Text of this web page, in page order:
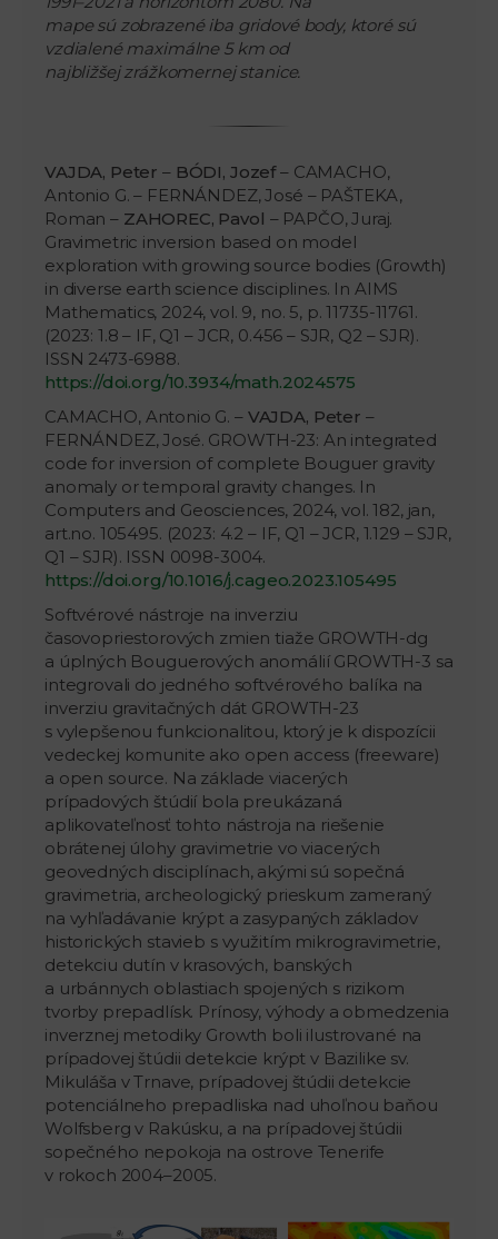
mape sú zobrazené iba gridové body, ktoré sú
vzdialené maximálne 5 km od
najbližšej zrážkomernej stanice.
VAJDA, Peter – BÓDI, Jozef– CAMACHO,
Antonio G. – FERNÁNDEZ, José – PAŠTEKA,
Roman – ZAHOREC, Pavol – PAPČO, Juraj.
Gravimetric inversion based on model
exploration with growing source bodies (Growth)
in diverse earth science disciplines. In AIMS
Mathematics, 2024, vol. 9, no. 5, p. 11735-11761.
(2023: 1.8 – IF, Q1 – JCR, 0.456 – SJR, Q2 – SJR).
ISSN 2473-6988.
https://doi.org/10.3934/math.2024575
CAMACHO, Antonio G. – VAJDA, Peter –
FERNÁNDEZ, José. GROWTH-23: An integrated
code for inversion of complete Bouguer gravity
anomaly or temporal gravity changes. In
Computers and Geosciences, 2024, vol. 182, jan,
art.no. 105495. (2023: 4.2 – IF, Q1 – JCR, 1.129 – SJR,
Q1 – SJR). ISSN 0098-3004.
https://doi.org/10.1016/j.cageo.2023.105495
Softvérové nástroje na inverziu
časovopriestorových zmien tiaže GROWTH-dg
a úplných Bouguerových anomálií GROWTH-3 sa
integrovali do jedného softvérového balíka na
inverziu gravitačných dát GROWTH-23
s vylepšenou funkcionalitou, ktorý je k dispozícii
vedeckej komunite ako open access (freeware)
a open source. Na základe viacerých
prípadových štúdií bola preukázaná
aplikovateľnosť tohto nástroja na riešenie
obrátenej úlohy gravimetrie vo viacerých
geovedných disciplínach, akými sú sopečná
gravimetria, archeologický prieskum zameraný
na vyhľadávanie krýpt a zasypaných základov
historických stavieb s využitím mikrogravimetrie,
detekciu dutín v krasových, banských
a urbánnych oblastiach spojených s rizikom
tvorby prepadlísk. Prínosy, výhody a obmedzenia
inverznej metodiky Growth boli ilustrované na
prípadovej štúdii detekcie krýpt v Bazilike sv.
Mikuláša v Trnave, prípadovej štúdii detekcie
potenciálneho prepadliska nad uhoľnou baňou
Wolfsberg v Rakúsku, a na prípadovej štúdii
sopečného nepokoja na ostrove Tenerife
v rokoch 2004–2005.